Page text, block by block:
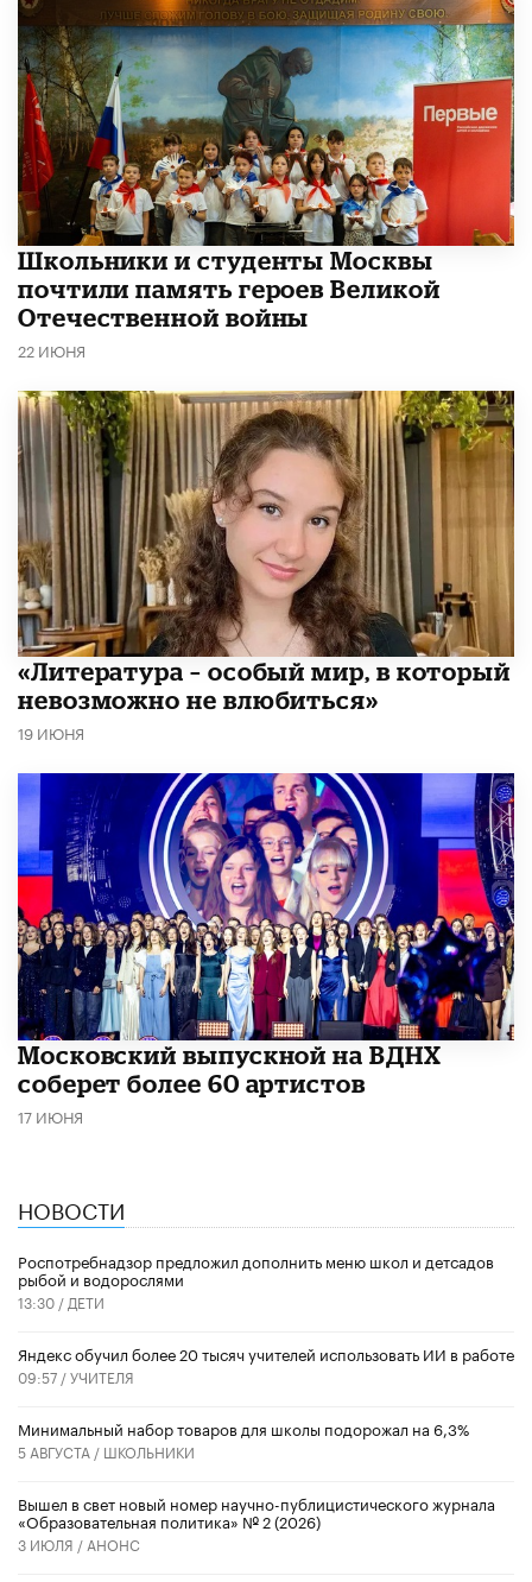
Школьники и студенты Москвы
почтили память героев Великой
Отечественной войны
22 ИЮНЯ
​«Литература – особый мир, в который
невозможно не влюбиться»
19 ИЮНЯ
Московский выпускной на ВДНХ
соберет более 60 артистов
17 ИЮНЯ
НОВОСТИ
Роспотребнадзор предложил дополнить меню школ и детсадов
рыбой и водорослями
13:30 / ДЕТИ
​Яндекс обучил более 20 тысяч учителей использовать ИИ в работе
09:57 /УЧИТЕЛЯ
Минимальный набор товаров для школы подорожал на 6,3%
5 АВГУСТА / ШКОЛЬНИКИ
Вышел в свет новый номер научно-публицистического журнала
«Образовательная политика» № 2 (2026)
3 ИЮЛЯ / АНОНС